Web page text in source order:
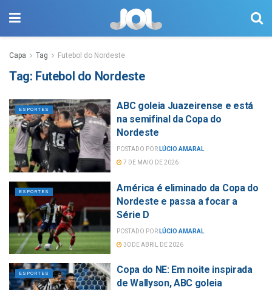
Capa Tag Futebol do Nordeste
Tag: Futebol do Nordeste
ESPORTES
ABC goleia Juazeirense e está
na semifinal da Copa do
Nordeste
POSTADO POR LÚCIO AMARAL
7 DE MAIO DE 2026
ESPORTES
América é eliminado da Copa do
Nordeste e passa a focar a
Série D
POSTADO POR LÚCIO AMARAL
30 DE ABRIL DE 2026
ESPORTES
Copa do NE: Em noite inspirada
de Wallyson, ABC goleia